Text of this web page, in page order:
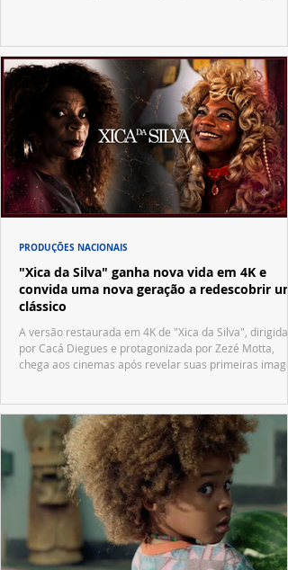
"Xica da Silva" ganha nova vida em 4K e
convida uma nova geração a redescobrir um
clássico
A versão restaurada em 4K de "Xica da Silva", dirigida
por Cacá Diegues e protagonizada por Zezé Motta,
chega aos cinemas após revelar suas primeiras
PRODUÇÕES NACIONAIS